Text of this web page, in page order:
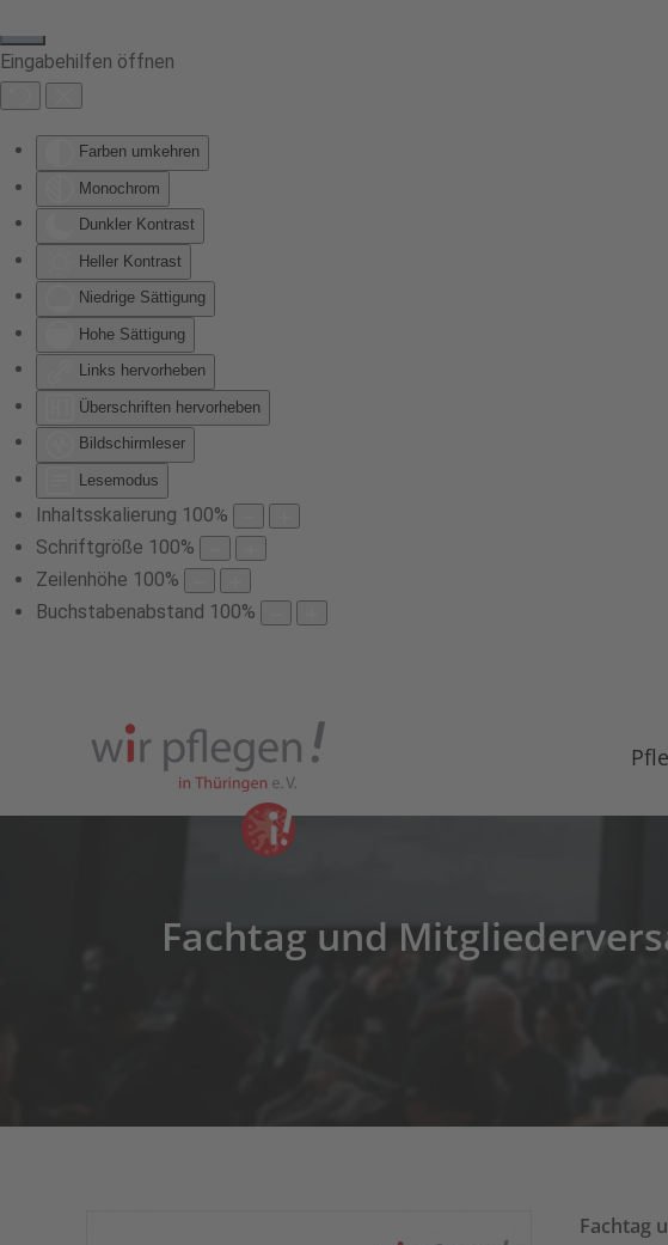
Eingabehilfen öffnen
Farben umkehren
Monochrom
Dunkler Kontrast
Heller Kontrast
Niedrige Sättigung
Hohe Sättigung
Links hervorheben
Überschriften hervorheben
Bildschirmleser
Lesemodus
Inhaltsskalierung 100%
Schriftgröße 100%
Zeilenhöhe 100%
Buchstabenabstand 100%
Fachtag und
Fachtag